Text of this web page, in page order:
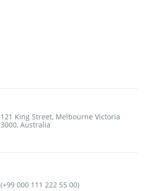
121 King Street, Melbourne Victoria
3000, Australia
(+99 000 111 222 55 00)